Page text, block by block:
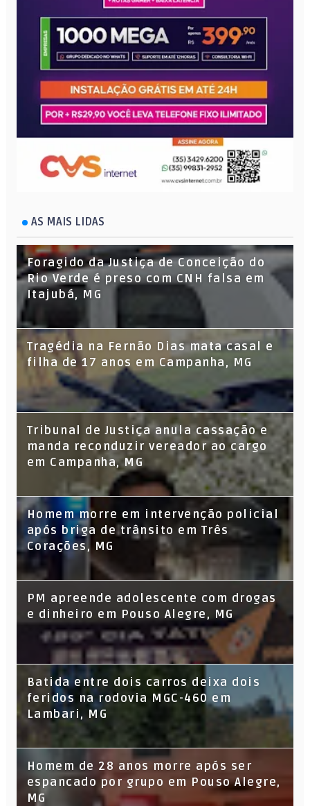
AS MAIS LIDAS
Foragido da Justiça de Conceição do
Rio Verde é preso com CNH falsa em
Itajubá, MG
Tragédia na Fernão Dias mata casal e
filha de 17 anos em Campanha, MG
Tribunal de Justiça anula cassação e
manda reconduzir vereador ao cargo
em Campanha, MG
Homem morre em intervenção policial
após briga de trânsito em Três
Corações, MG
PM apreende adolescente com drogas
e dinheiro em Pouso Alegre, MG
Batida entre dois carros deixa dois
feridos na rodovia MGC-460 em
Lambari, MG
Homem de 28 anos morre após ser
espancado por grupo em Pouso Alegre,
MG